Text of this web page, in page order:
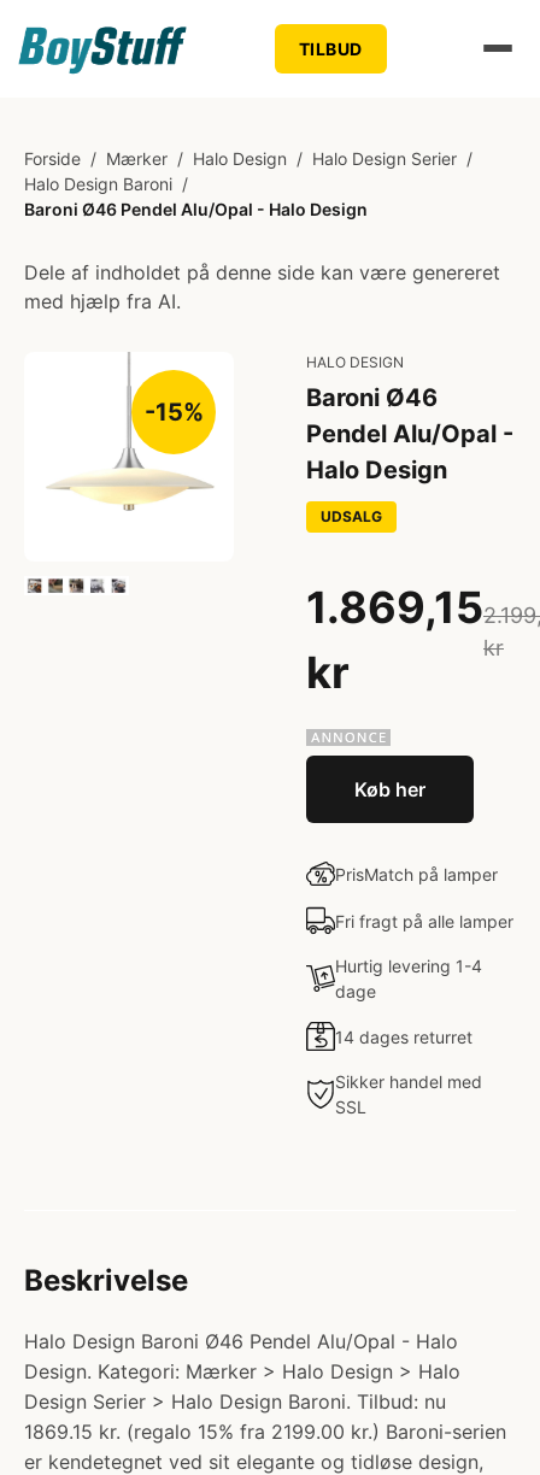
TILBUD
Forside / Mærker / Halo Design / Halo Design Serier /
Halo Design Baroni /
Baroni Ø46 Pendel Alu/Opal - Halo Design
Dele af indholdet på denne side kan være genereret
med hjælp fra AI.
-15%
HALO DESIGN
Baroni Ø46
Pendel Alu/Opal -
Halo Design
UDSALG
1.869,15
kr
kr
Køb her
PrisMatch på lamper
Fri fragt på alle lamper
Hurtig levering 1-4
dage
14 dages returret
Sikker handel med
SSL
Beskrivelse
Halo Design Baroni Ø46 Pendel Alu/Opal - Halo
Design. Kategori: Mærker > Halo Design > Halo
Design Serier > Halo Design Baroni. Tilbud: nu
1869.15 kr. (regalo 15% fra 2199.00 kr.) Baroni-serien
er kendetegnet ved sit elegante og tidløse design,